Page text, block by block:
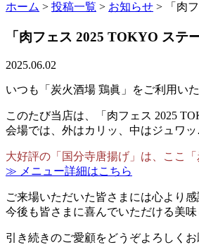
ホーム > 投稿一覧 > お知らせ > 「肉
「肉フェス 2025 TOKYO ステ
2025.06.02
いつも「炭火酒場 鶏眞」をご利用い
このたび当店は、「肉フェス 2025
会場では、外はカリッ、中はジュワ
大好評の「国分寺唐揚げ」は、ここ
≫ メニュー詳細はこちら
ご来場いただいた皆さまには心より感
今後も皆さまに喜んでいただける美
引き続きのご愛顧をどうぞよろしくお